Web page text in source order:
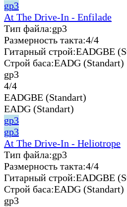
gp3
At The Drive-In - Enfilade
Тип файла:gp3
Размерность такта:4/4
Гитарный строй:EADGBE
Строй баса:EADG (Standart)
gp3
4/4
EADGBE (Standart)
EADG (Standart)
gp3
gp3
At The Drive-In - Heliotrope
Тип файла:gp3
Размерность такта:4/4
Гитарный строй:EADGBE
Строй баса:EADG (Standart)
gp3